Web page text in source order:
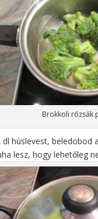
Brokkoli rózsák
húslevest,
lesz, hogy lehetőleg